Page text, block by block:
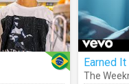
Earned It
The